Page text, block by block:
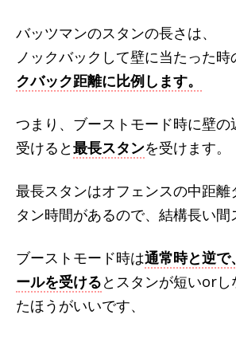
バッツマンのスタンの長さは、
ノックバックして壁に当たった時
クバック距離に比例します。
つまり、ブーストモード時に壁の
受けると最長スタンを受けます。
最長スタンはオフェンスの中距離
タン時間があるので、結構長い間
ブーストモード時は通常時と逆で
ールを受けるとスタンが短いorし
たほうがいいです、